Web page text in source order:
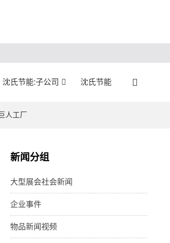
沈氏节能:子公司 沈氏节能
人工厂
新闻分组
大型展会社会新闻
企业事件
物品新闻视频